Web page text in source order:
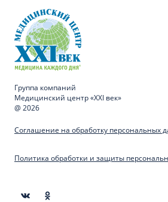
Группа компаний
Медицинский центр «XXI век»
@ 2026
Соглашение на обработку персональных
Политика обработки и защиты